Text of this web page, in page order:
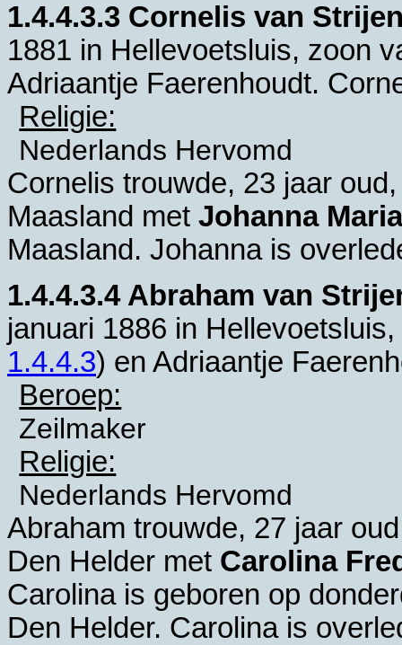
1.4.4.3.3 Cornelis van
1881 in Hellevoetsluis, zoon
Adriaantje Faerenhoudt.
Religie:
Nederlands Hervomd
Cornelis trouwde, 23 jaar
Maasland met Johanna
Maasland. Johanna is
1.4.4.3.4Abraham van
januari 1886 in Hellevoetsluis
1.4.4.3) en Adriaantje
Beroep:
Zeilmaker
Religie:
Nederlands Hervomd
Abraham trouwde, 27 jaar
Den Helder met Carolina
Carolina is geboren op
Den Helder. Carolina is